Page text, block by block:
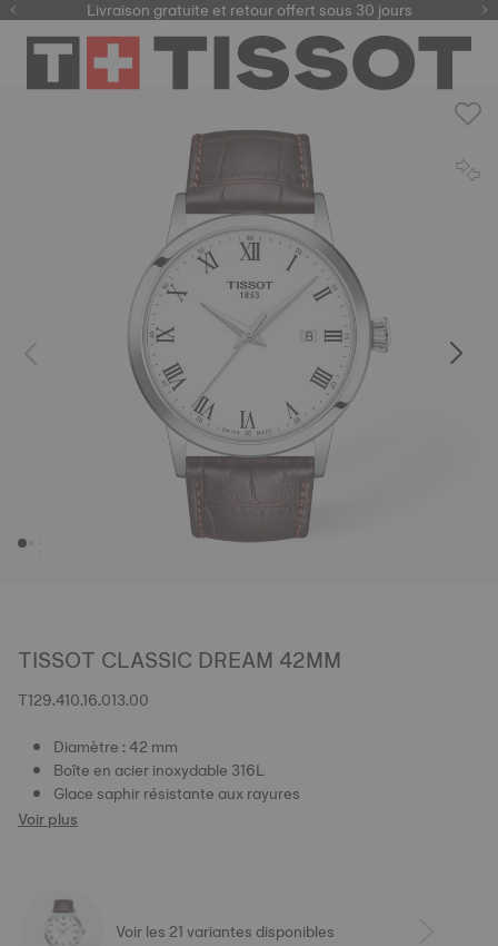
Livraison gratuite et retour offert sous 30 jours
TISSOT CLASSIC DREAM 42MM
T129.410.16.013.00
Diamètre : 42 mm
Boîte en acier inoxydable 316L
Glace saphir résistante aux rayures
Voir plus
Voir les 21 variantes disponibles